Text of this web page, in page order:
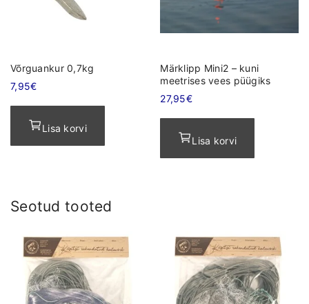
Võrguankur 0,7kg
7,95€
Lisa korvi
Märklipp Mini2 – kuni
meetrises vees püügiks
27,95€
Lisa korvi
Seotud tooted